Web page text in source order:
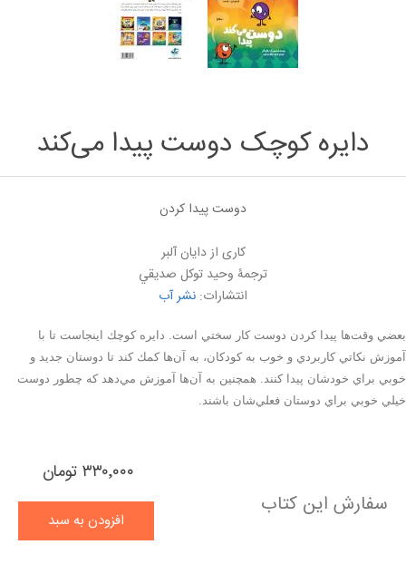
دایره کوچک دوست پیدا می‌کند
دوست پيدا كردن
کاری از دايان آلبر
ترجمۀ وحيد توكل صديقي
انتشارات: نشر آب
بعضي وقت‌ها پيدا كردن دوست كار سختي است. دايره كوچك اينجاست تا با
آموزش نكاتي كاربردي و خوب به كودكان، به آن‌ها كمك كند تا دوستان جديد و
خوبي براي خودشان پيدا كنند. همچنين به آن‌ها آموزش مي‌دهد كه چطور دوست
خيلي خوبي براي دوستان فعلي‌شان باشند.
سفارش این کتاب
۳۳۰٬۰۰۰ تومان
افزودن به سبد